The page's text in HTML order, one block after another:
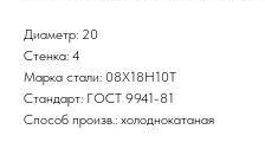
Диаметр: 20
Стенка: 4
Марка стали: 08Х18Н10Т
Стандарт: ГОСТ 9941-81
Способ произв.: холоднокатаная